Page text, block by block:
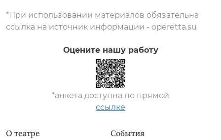
*При использовании материалов обязательна
ссылка на источник информации - operetta.su
Оцените нашу работу
*анкета доступна по прямой
ссылке
О театре
События